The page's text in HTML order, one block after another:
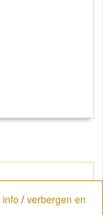
info / verbergen en